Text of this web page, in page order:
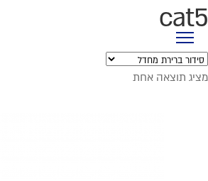
cat5
מציג תוצאה אחת